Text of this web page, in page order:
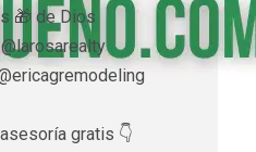
🎁 de Dios
gratis 👇